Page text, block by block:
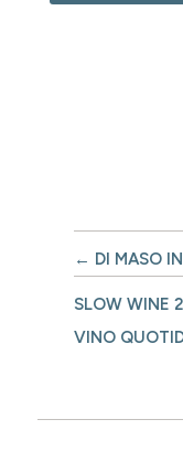
← DI MASO
SLOW WINE
VINO